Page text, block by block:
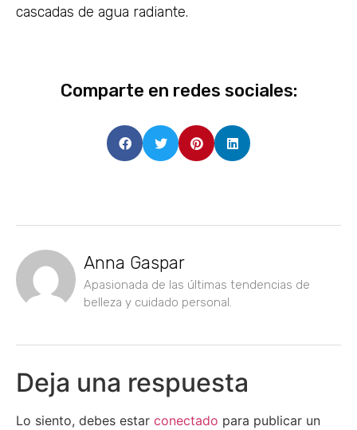
cascadas de agua radiante.
Comparte en redes sociales:
Anna Gaspar
Apasionada de las últimas tendencias de
belleza y cuidado personal.
Deja una respuesta
Lo siento, debes estar conectado para publicar un